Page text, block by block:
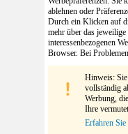
ablehnen oder
Durch ein Klicken auf
mehr über das
interessenbezogenen
Browser. Bei
Hinweis:
vollständig
Werbung,
Ihre
Erfahren Sie